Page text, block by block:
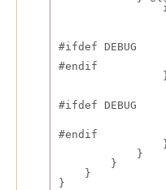
//sd
sd =
#ifdef DEBUG
#endif
}
//sd
#ifdef DEBUG
#endif
}
}
}
}